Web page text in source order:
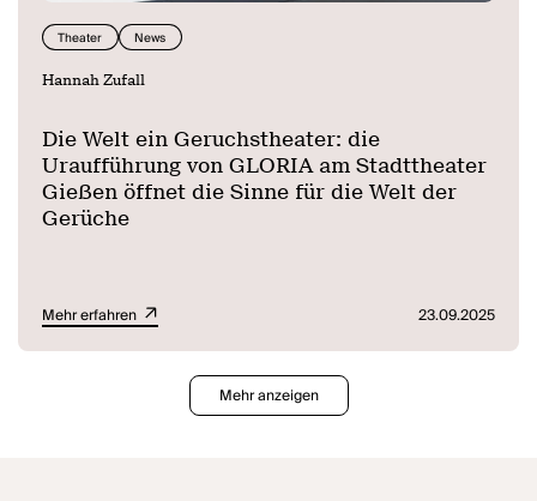
Theater News
Hannah Zufall
Die Welt ein Geruchstheater: die
Uraufführung von GLORIA am Stadttheater
Gießen öffnet die Sinne für die Welt der
Gerüche
Mehr erfahren 23.09.2025
Mehr anzeigen